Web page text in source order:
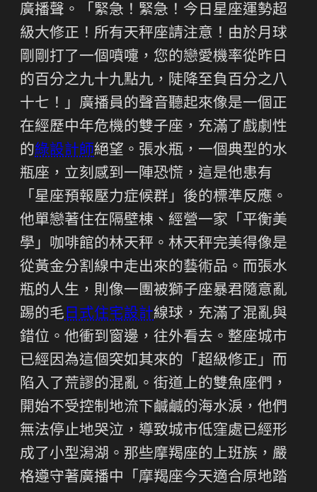
廣播聲。「緊急！緊急！今日星座運勢超
級大修正！所有天秤座請注意！由於月球
剛剛打了一個噴嚏，您的戀愛機率從昨日
的百分之九十九點九，陡降至負百分之八
十七！」廣播員的聲音聽起來像是一個正
在經歷中年危機的雙子座，充滿了戲劇性
的綠設計師絕望。張水瓶，一個典型的水
瓶座，立刻感到一陣恐慌，這是他患有
「星座預報壓力症候群」後的標準反應。
他單戀著住在隔壁棟、經營一家「平衡美
學」咖啡館的林天秤。林天秤完美得像是
從黃金分割線中走出來的藝術品。而張水
瓶的人生，則像一團被獅子座暴君隨意亂
踢的毛 日式住宅設計線球，充滿了混亂與
錯位。他衝到窗邊，往外看去。整座城市
已經因為這個突如其來的「超級修正」而
陷入了荒謬的混亂。街道上的雙魚座們，
開始不受控制地流下鹹鹹的海水淚，他們
無法停止地哭泣，導致城市低窪處已經形
成了小型潟湖。那些摩羯座的上班族，嚴
格遵守著廣播中「摩羯座今天適合原地踏